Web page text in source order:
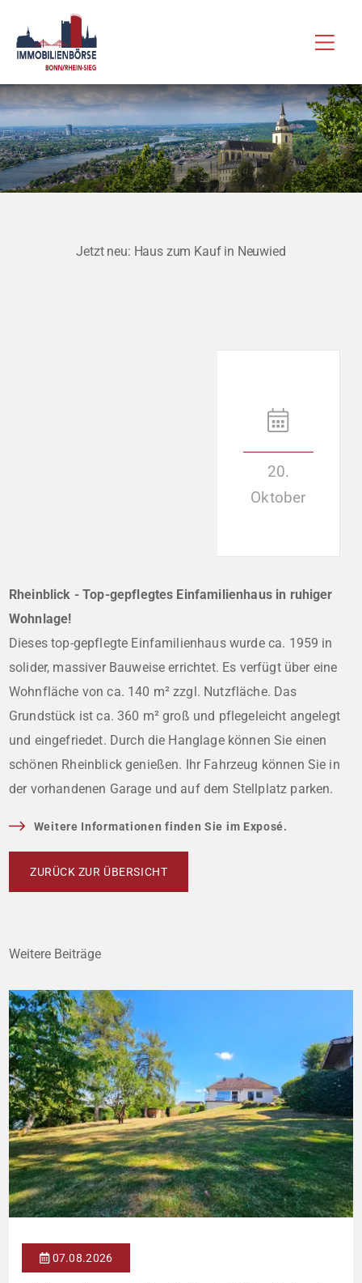
Inhalt
springen
Jetzt neu: Haus zum Kauf in Neuwied
20.
Oktober
Rheinblick - Top-gepflegtes Einfamilienhaus in ruhiger
Wohnlage!
Dieses top-gepflegte Einfamilienhaus wurde ca. 1959 in
solider, massiver Bauweise errichtet. Es verfügt über eine
Wohnfläche von ca. 140 m² zzgl. Nutzfläche. Das
Grundstück ist ca. 360 m² groß und pflegeleicht angelegt
und eingefriedet. Durch die Hanglage können Sie einen
schönen Rheinblick genießen. Ihr Fahrzeug können Sie in
der vorhandenen Garage und auf dem Stellplatz parken.
Weitere Informationen finden Sie im Exposé.
ZURÜCK ZUR ÜBERSICHT
Weitere Beiträge
07.08.2026